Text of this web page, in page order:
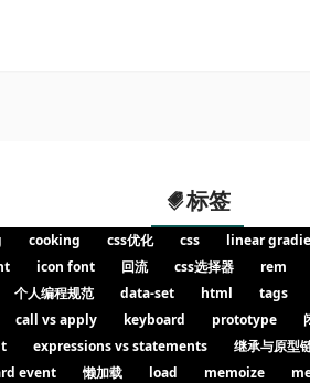
标签
cooking css优化 css linear
icon font 回流 css选择器 rem
个人编程规范 data-set html tags
call vs apply keyboard prototype
expressions vs statements 继承与原型
event 懒加载 load memoize